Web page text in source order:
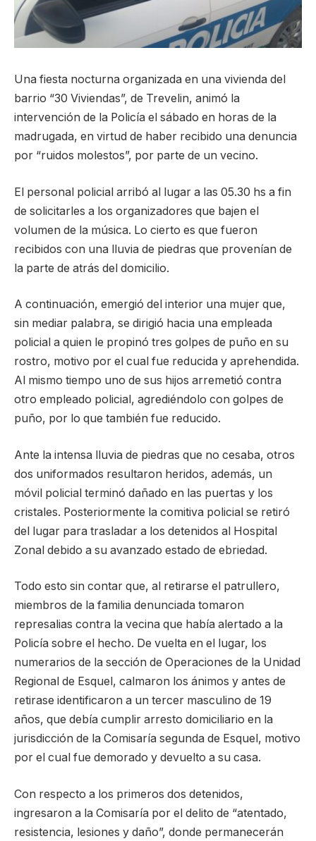
Una fiesta nocturna organizada en una vivienda del
barrio “30 Viviendas”, de Trevelin, animó la
intervención de la Policía el sábado en horas de la
madrugada, en virtud de haber recibido una denuncia
por “ruidos molestos”, por parte de un vecino.
El personal policial arribó al lugar a las 05.30 hs a fin
de solicitarles a los organizadores que bajen el
volumen de la música. Lo cierto es que fueron
recibidos con una lluvia de piedras que provenían de
la parte de atrás del domicilio.
A continuación, emergió del interior una mujer que,
sin mediar palabra, se dirigió hacia una empleada
policial a quien le propinó tres golpes de puño en su
rostro, motivo por el cual fue reducida y aprehendida.
Al mismo tiempo uno de sus hijos arremetió contra
otro empleado policial, agrediéndolo con golpes de
puño, por lo que también fue reducido.
Ante la intensa lluvia de piedras que no cesaba, otros
dos uniformados resultaron heridos, además, un
móvil policial terminó dañado en las puertas y los
cristales. Posteriormente la comitiva policial se retiró
del lugar para trasladar a los detenidos al Hospital
Zonal debido a su avanzado estado de ebriedad.
Todo esto sin contar que, al retirarse el patrullero,
miembros de la familia denunciada tomaron
represalias contra la vecina que había alertado a la
Policía sobre el hecho. De vuelta en el lugar, los
numerarios de la sección de Operaciones de la Unidad
Regional de Esquel, calmaron los ánimos y antes de
retirase identificaron a un tercer masculino de 19
años, que debía cumplir arresto domiciliario en la
jurisdicción de la Comisaría segunda de Esquel, motivo
por el cual fue demorado y devuelto a su casa.
Con respecto a los primeros dos detenidos,
ingresaron a la Comisaría por el delito de “atentado,
resistencia, lesiones y daño”, donde permanecerán